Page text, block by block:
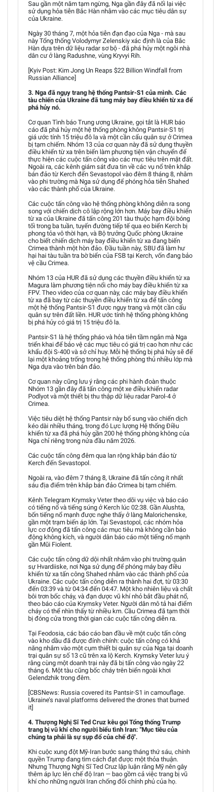
Sau gần một năm tạm ngừng, Nga gần đây đã nối lại việc
sử dụng hỏa tiễn Bắc Hàn nhằm vào các mục tiêu dân sự
của Ukraine.
Ngày 30 tháng 7, một hỏa tiễn đạn đạo của Nga - mà sau
này Tổng thống Volodymyr Zelenskiy xác định là của Bắc
Hàn dựa trên dữ liệu radar sơ bộ - đã phá hủy một ngôi nhà
dân cư ở làng Radushne, vùng Kryvyi Rih.
[Kyiv Post: Kim Jong Un Reaps $22 Billion Windfall from
Russian Alliance]
3. Nga đã ngụy trang hệ thống Pantsir-S1 của mình. Các
tàu chiến của Ukraine đã tung máy bay điều khiển từ xa để
phá hủy nó.
Cơ quan Tình báo Trung ương Ukraine, gọi tắt là HUR báo
cáo đã phá hủy một hệ thống phòng không Pantsir-S1 trị
giá ước tính 15 triệu đô la và một cần cẩu quân sự ở Crimea
bị tạm chiếm. Nhóm 13 của cơ quan này đã sử dụng thuyền
điều khiển từ xa trên biển làm phương tiện vận chuyển để
thực hiện các cuộc tấn công vào các mục tiêu trên mặt đất.
Ngoài ra, các kênh giám sát đưa tin về các vụ nổ trên khắp
bán đảo từ Kerch đến Sevastopol vào đêm 8 tháng 8, nhằm
vào phi trường mà Nga sử dụng để phóng hỏa tiễn Shahed
vào các thành phố của Ukraine.
Các cuộc tấn công vào hệ thống phòng không diễn ra song
song với chiến dịch cô lập rộng lớn hơn. Máy bay điều khiển
từ xa của Ukraine đã tấn công 201 tàu thuộc hạm đội bóng
tối trong ba tuần, tuyến đường tiếp tế qua eo biển Kerch bị
phong tỏa vô thời hạn, và Bộ trưởng Quốc phòng Ukraine
cho biết chiến dịch máy bay điều khiển từ xa đang biến
Crimea thành một hòn đảo. Đầu tuần này, SBU đã làm hư
hại hai tàu tuần tra bờ biển của FSB tại Kerch, vốn đang bảo
vệ cầu Crimea.
Nhóm 13 của HUR đã sử dụng các thuyền điều khiển từ xa
Magura làm phương tiện nổi cho máy bay điều khiển từ xa
FPV. Theo video của cơ quan này, các máy bay điều khiển
từ xa đã bay từ các thuyền điều khiển từ xa để tấn công
một hệ thống Pantsir-S1 được ngụy trang và một cần cẩu
quân sự trên đất liền. HUR ước tính hệ thống phòng không
bị phá hủy có giá trị 15 triệu đô la.
Pantsir-S1 là hệ thống pháo và hỏa tiễn tầm ngắn mà Nga
triển khai để bảo vệ các mục tiêu có giá trị cao hơn như các
khẩu đội S-400 và sở chỉ huy. Mỗi hệ thống bị phá hủy sẽ để
lại một khoảng trống trong hệ thống phòng thủ nhiều lớp mà
Nga dựa vào trên bán đảo.
Cơ quan này cũng lưu ý rằng các phi hành đoàn thuộc
Nhóm 13 gần đây đã tấn công một xe điều khiển radar
Podlyot và một thiết bị thu thập dữ liệu radar Parol-4 ở
Crimea.
Việc tiêu diệt hệ thống Pantsir này bổ sung vào chiến dịch
kéo dài nhiều tháng, trong đó Lực lượng Hệ thống Điều
khiển từ xa đã phá hủy gần 200 hệ thống phòng không của
Nga chỉ riêng trong nửa đầu năm 2026.
Các cuộc tấn công đêm qua lan rộng khắp bán đảo từ
Kerch đến Sevastopol.
Ngoài ra, vào đêm 7 tháng 8, Ukraine đã tấn công ít nhất
sáu địa điểm trên khắp bán đảo Crimea bị tạm chiếm.
Kênh Telegram Krymsky Veter theo dõi vụ việc và báo cáo
có tiếng nổ và tiếng súng ở Kerch lúc 02:38. Gần Alushta,
bốn tiếng nổ mạnh được nghe thấy ở làng Malorichenske,
gần một trạm biến áp lớn. Tại Sevastopol, các nhóm hỏa
lực cơ động đã tấn công các mục tiêu mà không cần báo
động không kích, và người dân báo cáo một tiếng nổ mạnh
gần Mũi Fiolent.
Các cuộc tấn công dữ dội nhất nhắm vào phi trường quân
sự Hvardiiske, nơi Nga sử dụng để phóng máy bay điều
khiển từ xa tấn công Shahed nhằm vào các thành phố của
Ukraine. Các cuộc tấn công diễn ra thành hai đợt, từ 03:30
đến 03:39 và từ 04:34 đến 04:47. Một kho nhiên liệu và chất
bôi trơn bốc cháy, và đạn dược vũ khí nhỏ bắt đầu phát nổ,
theo báo cáo của Krymsky Veter. Người dân mô tả hai điểm
cháy có thể nhìn thấy từ nhiều km. Cầu Crimea đã tạm thời
bị đóng cửa trong thời gian các cuộc tấn công diễn ra.
Tại Feodosia, các báo cáo ban đầu về một cuộc tấn công
vào kho dầu đã được đính chính: cuộc tấn công có khả
năng nhắm vào một cụm thiết bị quân sự của Nga tại doanh
trại quân sự số 13 cũ trên xa lộ Kerch. Krymsky Veter lưu ý
rằng cùng một doanh trại này đã bị tấn công vào ngày 22
tháng 6. Một tàu cũng bốc cháy trên biển ngoài khơi
Gelendzhik trong đêm.
[CBSNews: Russia covered its Pantsir-S1 in camouflage.
Ukraine’s naval platforms delivered the drones that burned
it]
4. Thượng Nghị Sĩ Ted Cruz kêu gọi Tổng thống Trump
trang bị vũ khí cho người biểu tình Iran: "Mục tiêu của
chúng ta phải là sự sụp đổ của chế độ".
Khi cuộc xung đột Mỹ-Iran bước sang tháng thứ sáu, chính
quyền Trump đang tìm cách đạt được một thỏa thuận.
Nhưng Thượng Nghị Sĩ Ted Cruz lập luận rằng Mỹ nên gây
thêm áp lực lên chế độ Iran — bao gồm cả việc trang bị vũ
khí cho những người Iran chống đối chính phủ của họ.